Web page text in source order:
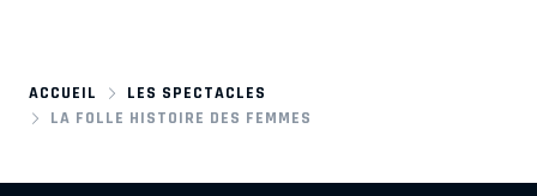
ACCUEIL
LES SPECTACLES
LA FOLLE HISTOIRE DES FEMMES